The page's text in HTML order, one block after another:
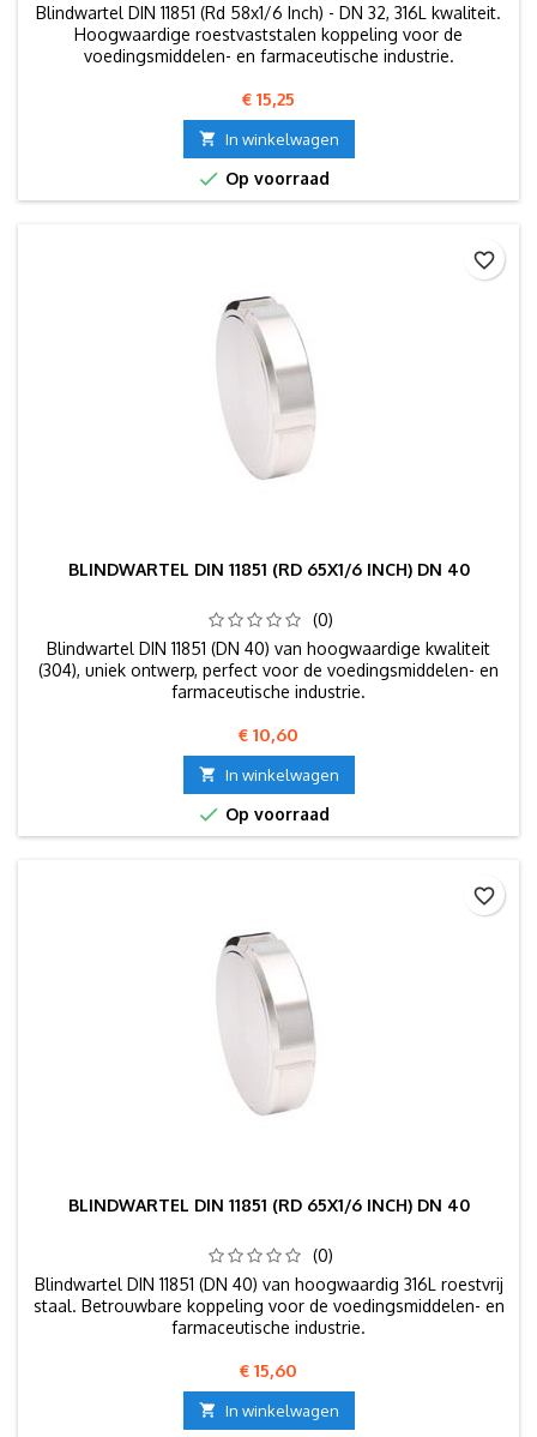
Blindwartel DIN 11851 (Rd 58x1/6 Inch) - DN 32, 316L kwaliteit.
Hoogwaardige roestvaststalen koppeling voor de
voedingsmiddelen- en farmaceutische industrie.
Prijs
€ 15,25
 In winkelwagen
 Op voorraad
BLINDWARTEL DIN 11851 (RD 65X1/6 INCH) DN 40
(0)
Blindwartel DIN 11851 (DN 40) van hoogwaardige kwaliteit
(304), uniek ontwerp, perfect voor de voedingsmiddelen- en
farmaceutische industrie.
Prijs
€ 10,60
 In winkelwagen
 Op voorraad
favorite_border
BLINDWARTEL DIN 11851 (RD 65X1/6 INCH) DN 40
(0)
Blindwartel DIN 11851 (DN 40) van hoogwaardig 316L roestvrij
staal. Betrouwbare koppeling voor de voedingsmiddelen- en
farmaceutische industrie.
Prijs
€ 15,60
 In winkelwagen
favorite_border